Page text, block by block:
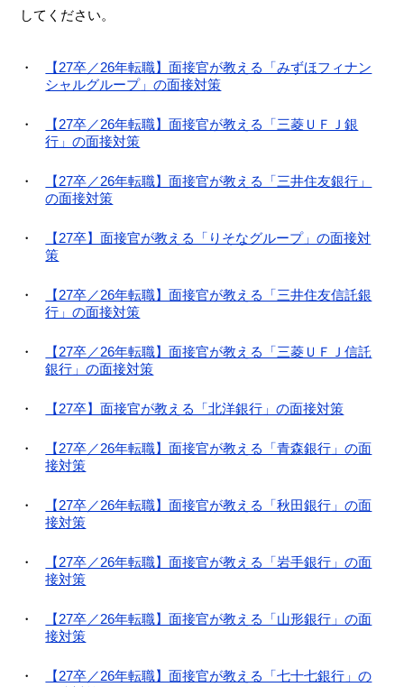
してください。
【27卒／26年転職】面接官が教える「みずほフィナン
シャルグループ」の面接対策
【27卒／26年転職】面接官が教える「三菱ＵＦＪ銀
行」の面接対策
【27卒／26年転職】面接官が教える「三井住友銀行」
の面接対策
【27卒】面接官が教える「りそなグループ」の面接対
策
【27卒／26年転職】面接官が教える「三井住友信託銀
行」の面接対策
【27卒／26年転職】面接官が教える「三菱ＵＦＪ信託
銀行」の面接対策
【27卒】面接官が教える「北洋銀行」の面接対策
【27卒／26年転職】面接官が教える「青森銀行」の面
接対策
【27卒／26年転職】面接官が教える「秋田銀行」の面
接対策
【27卒／26年転職】面接官が教える「岩手銀行」の面
接対策
【27卒／26年転職】面接官が教える「山形銀行」の面
接対策
【27卒／26年転職】面接官が教える「七十七銀行」の